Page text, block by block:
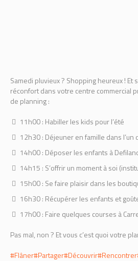
Samedi pluvieux ? Shopping heureux ! Et
réconfort dans votre centre commercial
de planning :
11h00 : Habiller les kids pour l’été
12h30 : Déjeuner en famille dans
14h00 : Déposer les enfants à
14h15 : S’offrir un moment à soi
15h00 : Se faire plaisir dans les
16h30 : Récupérer les enfants et
17h00 : Faire quelques courses à
Pas mal, non ? Et vous c’est quoi votre
#Flâner#Partager#Découvrir#Rencontrer